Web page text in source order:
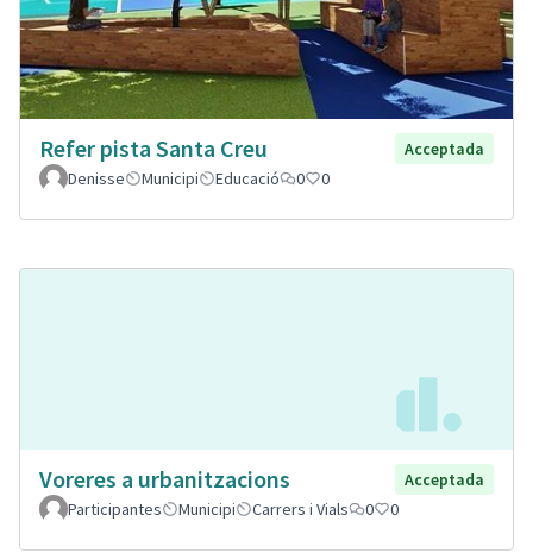
Refer pista Santa Creu
Acceptada
Denisse
Municipi Educació 0 0
Voreres a urbanitzacions
Acceptada
Participantes
Municipi Carrers i Vials 0 0